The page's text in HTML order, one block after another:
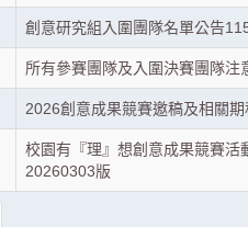
創意研究組入圍團隊名單公告
所有參賽團隊及入圍決賽團隊注
2026創意成果競賽邀稿及相關
校園有『理』想創意成果競賽活
20260303版